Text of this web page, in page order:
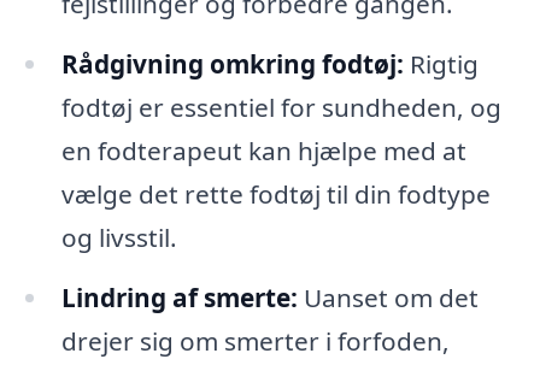
Rådgivning omkring fodtøj: Rigtig
fodtøj er essentiel for sundheden, og
en fodterapeut kan hjælpe med at
vælge det rette fodtøj til din fodtype
og livsstil.
Lindring af smerte: Uanset om det
drejer sig om smerter i forfoden,